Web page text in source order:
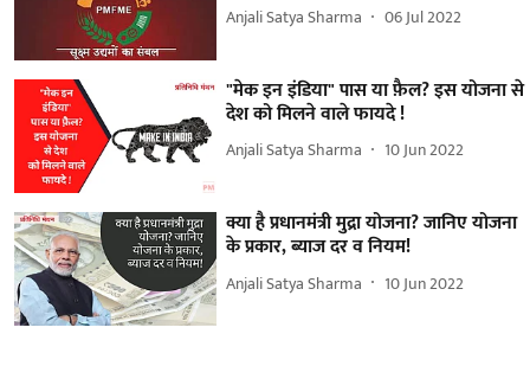
Anjali Satya Sharma 06 Jul 2022
"मेक इन इंडिया" पास या फ़ैल? इस योजना से
देश को मिलने वाले फायदे !
Anjali Satya Sharma 10 Jun 2022
क्या है प्रधानमंत्री मुद्रा योजना? जानिए योजना
के प्रकार, ब्याज दर व नियम!
Anjali Satya Sharma 10 Jun 2022